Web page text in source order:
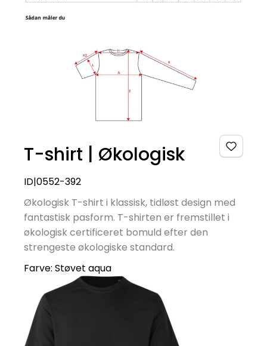
T-shirt | Økologisk
ID|0552-392
Økologisk T-shirt i klassisk, tidløst design med
fantastisk pasform. T-shirten er fremstillet i
økologisk certificeret bomuld efter den
strengeste økologiske standard.
Farve: Støvet aqua